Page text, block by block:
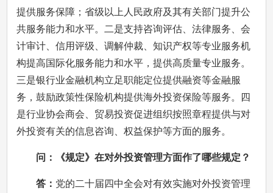
提供服务保障；省级以上人民政府及其有关部门提升公
共服务能力和水平。二是支持咨询评估、法律服务、会
计审计、信用评级、调解仲裁、知识产权等专业服务机
构提高国际化服务能力和水平，提供高质量专业服务。
三是银行业金融机构立足职能定位提供融资等金融服
务，鼓励政策性保险机构提供海外投资保险等服务。四
是行业协会商会、贸易投资促进组织按照章程提供与对
外投资有关的信息咨询、权益保护等方面的服务。
问：《规定》在对外投资管理方面作了哪些规定？
答： 党的二十届四中全会对有效实施对外投资管理